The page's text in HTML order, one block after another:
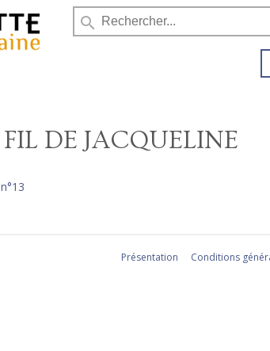
search
DE JACQUELINE
Présentation Conditions